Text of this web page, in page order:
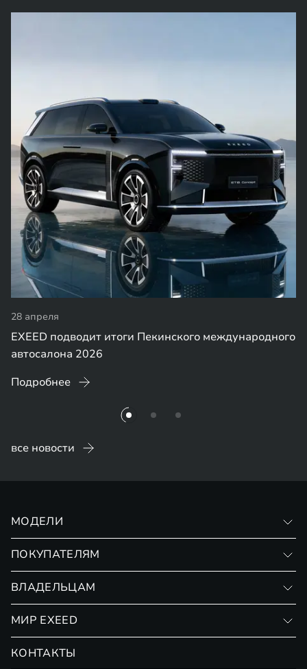
28 апреля
EXEED подводит итоги Пекинского международного
автосалона 2026
Подробнее
все новости
МОДЕЛИ
ПОКУПАТЕЛЯМ
Страхование
ВЛАДЕЛЬЦАМ
Сервис
МИР EXEED
КОНТАКТЫ